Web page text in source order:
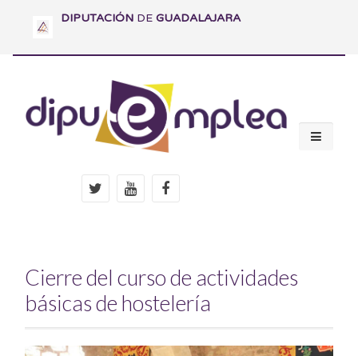
DIPUTACIÓN DEGUADALAJARA
Cierre del curso de actividades
básicas de hostelería